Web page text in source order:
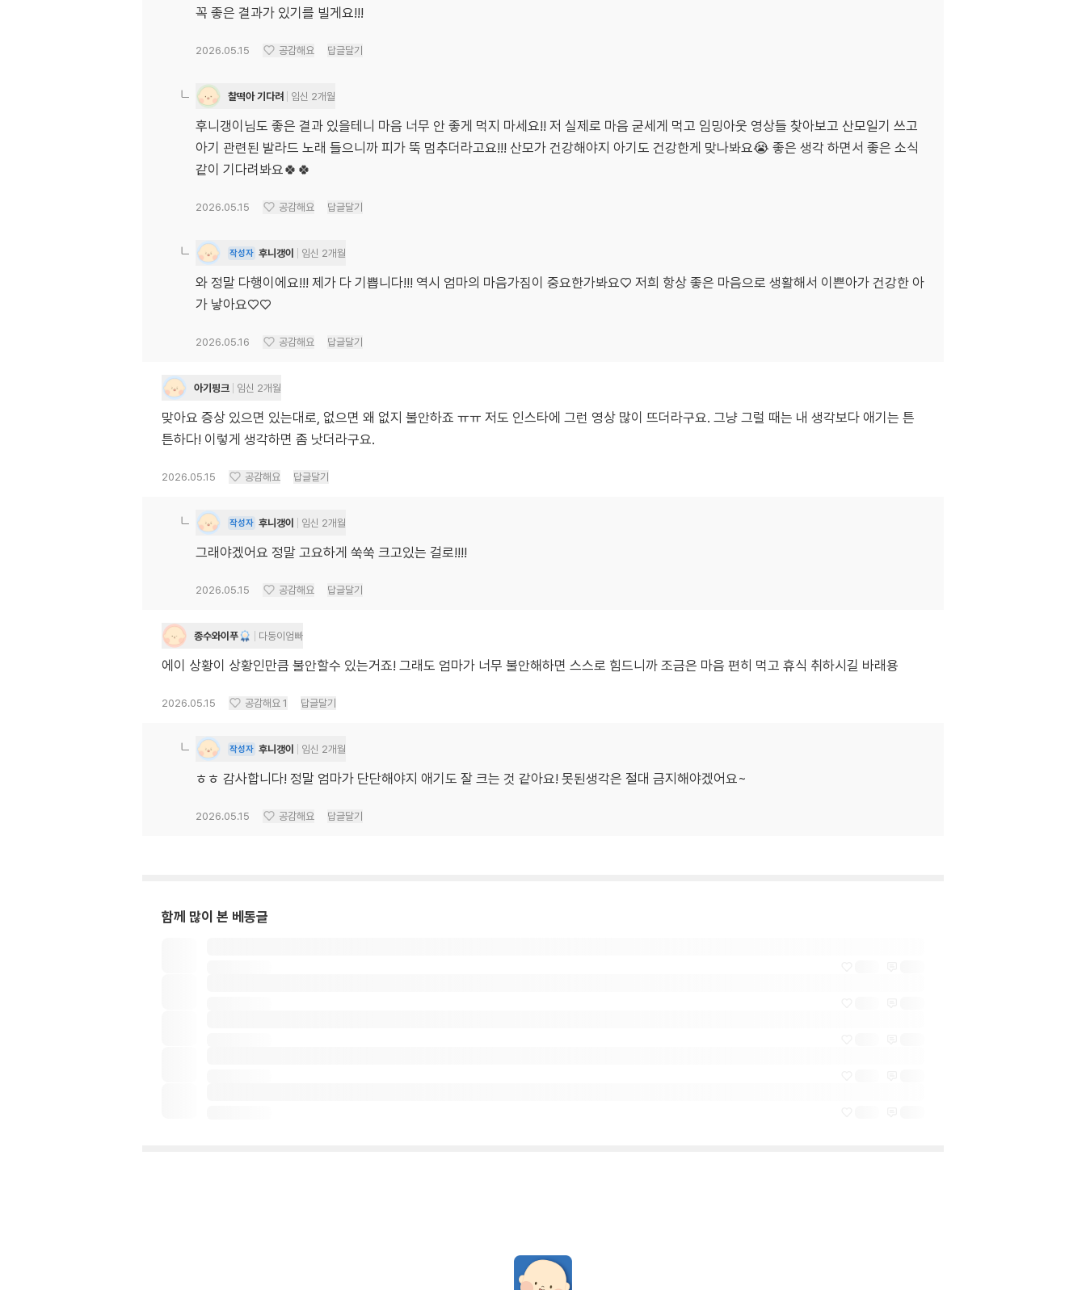
꼭 좋은 결과가 있기를 빌게요!!!
2026.05.15 공감해요 답글달기
찰떡아 기다려 임신 2개월
후니갱이님도 좋은 결과 있을테니 마음 너무 안 좋게 먹지 마세요!! 저 실제로 마음 굳세게 먹고 임밍아웃 영상들 찾아보고 산모일기 쓰고
아기 관련된 발라드 노래 들으니까 피가 뚝 멈추더라고요!!! 산모가 건강해야지 아기도 건강한게 맞나봐요😭 좋은 생각 하면서 좋은 소식
같이 기다려봐요🍀🍀
2026.05.15 공감해요 답글달기
작성자 후니갱이 임신 2개월
와 정말 다행이에요!!! 제가 다 기쁩니다!!! 역시 엄마의 마음가짐이 중요한가봐요♡ 저희 항상 좋은 마음으로 생활해서 이쁜아가 건강한 아
가 낳아요♡♡
2026.05.16 공감해요 답글달기
아기핑크 임신 2개월
맞아요 증상 있으면 있는대로, 없으면 왜 없지 불안하죠 ㅠㅠ 저도 인스타에 그런 영상 많이 뜨더라구요. 그냥 그럴 때는 내 생각보다 애기는 튼
튼하다! 이렇게 생각하면 좀 낫더라구요.
2026.05.15 공감해요 답글달기
작성자 후니갱이 임신 2개월
그래야겠어요 정말 고요하게 쑥쑥 크고있는 걸로!!!!
2026.05.15 공감해요 답글달기
종수와이푸 다둥이엄빠
에이 상황이 상황인만큼 불안할수 있는거죠! 그래도 엄마가 너무 불안해하면 스스로 힘드니까 조금은 마음 편히 먹고 휴식 취하시길 바래용
2026.05.15 공감해요 1 답글달기
작성자 후니갱이 임신 2개월
ㅎㅎ 감사합니다! 정말 엄마가 단단해야지 애기도 잘 크는 것 같아요! 못된생각은 절대 금지해야겠어요~
2026.05.15 공감해요 답글달기
함께 많이 본 베동글